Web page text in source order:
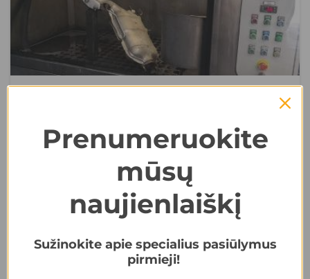
filtro valymas
Ar aktyvi kietųjų dalelių filtro regeneracija veiksminga?
DAUGIAU
Prenumeruokite
mūsų
naujienlaiškį
Sužinokite apie specialius pasiūlymus
pirmieji!